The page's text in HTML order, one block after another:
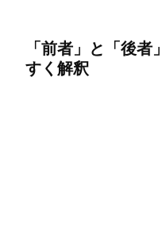
「前者」と「後
すく解釈